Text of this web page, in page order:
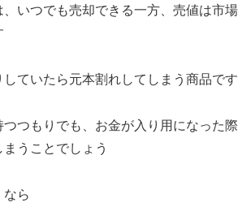
、いつでも売却できる一方、売値は市場
ていたら元本割れしてしまう商品です
つもりでも、お金が入り用になった際
うことでしょう
なら